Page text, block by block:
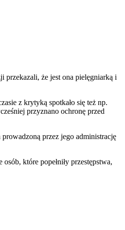
przekazali, że jest ona pielęgniarką i
z krytyką spotkało się też np.
przyznano ochronę przed
przez jego administrację
które popełniły przestępstwa,